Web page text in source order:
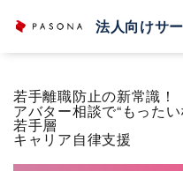
法人向けサ
若手離職防止の新常識！
アバター相談で“もった
若手層
キャリア自律支援